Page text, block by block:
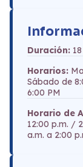
Duración:
Horarios:
Sábado de
6:00 PM
Horario de
12:00 p.m. /
a.m. a 2:00